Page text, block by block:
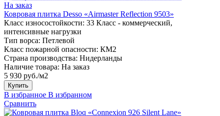
На заказ
Ковровая плитка Desso «Airmaster Reflection 9503»
Класс износостойкости: 33 Класс - коммерческий,
интенсивные нагрузки
Тип ворса: Петлевой
Класс пожарной опасности: КМ2
Страна производства: Нидерланды
Наличие товара: На заказ
5 930 руб./м2
Купить
В избранное В избранном
Сравнить